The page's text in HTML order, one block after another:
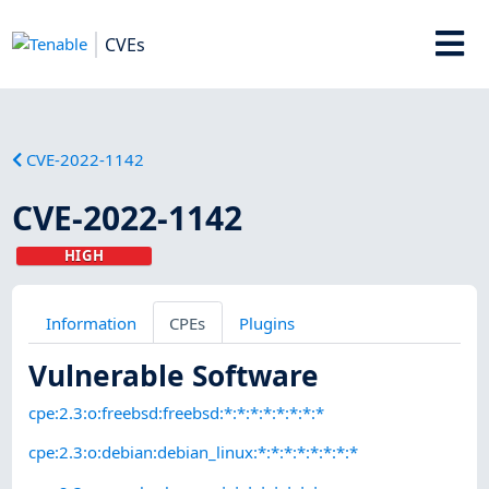
CVEs
CVE-2022-1142
CVE-2022-1142
HIGH
Information CPEs Plugins
Vulnerable Software
cpe:2.3:o:freebsd:freebsd:*:*:*:*:*:*:*:*
cpe:2.3:o:debian:debian_linux:*:*:*:*:*:*:*:*